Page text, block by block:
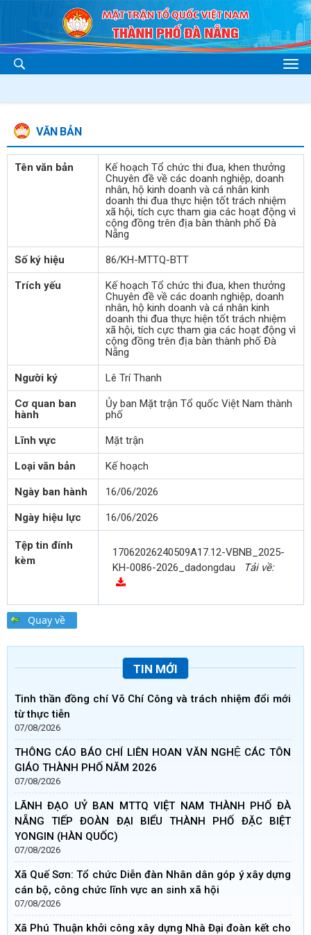
VĂN BẢN
Tên văn bản
Kế hoạch Tổ chức thi đua, khen thưởng
Chuyên đề về các doanh nghiệp, doanh
nhân, hộ kinh doanh và cá nhân kinh
doanh thi đua thực hiện tốt trách nhiệm
xã hội, tích cực tham gia các hoạt động vì
cộng đồng trên địa bàn thành phố Đà
Nẵng
Số ký hiệu 86/KH-MTTQ-BTT
Trích yếu
Kế hoạch Tổ chức thi đua, khen thưởng
Chuyên đề về các doanh nghiệp, doanh
nhân, hộ kinh doanh và cá nhân kinh
doanh thi đua thực hiện tốt trách nhiệm
xã hội, tích cực tham gia các hoạt động vì
cộng đồng trên địa bàn thành phố Đà
Nẵng
Người ký Lê Trí Thanh
Cơ quan ban
hành
Ủy ban Mặt trận Tổ quốc Việt Nam thành
phố
Lĩnh vực Mặt trận
Loại văn bản Kế hoạch
Ngày ban hành 16/06/2026
Ngày hiệu lực 16/06/2026
Tệp tin đính
kèm
17062026240509A17.12-VBNB_2025-
KH-0086-2026_dadongdau
Tải về:
TIN MỚI
Tinh thần đồng chí Võ Chí Công và trách nhiệm đổi mới
từ thực tiễn
07/08/2026
THÔNG CÁO BÁO CHÍ LIÊN HOAN VĂN NGHỆ CÁC TÔN
GIÁO THÀNH PHỐ NĂM 2026
07/08/2026
LÃNH ĐẠO UỶ BAN MTTQ VIỆT NAM THÀNH PHỐ ĐÀ
NẴNG TIẾP ĐOÀN ĐẠI BIỂU THÀNH PHỐ ĐẶC BIỆT
YONGIN (HÀN QUỐC)
07/08/2026
Xã Quế Sơn: Tổ chức Diễn đàn Nhân dân góp ý xây dựng
cán bộ, công chức lĩnh vực an sinh xã hội
07/08/2026
Xã Phú Thuận khởi công xây dựng Nhà Đại đoàn kết cho